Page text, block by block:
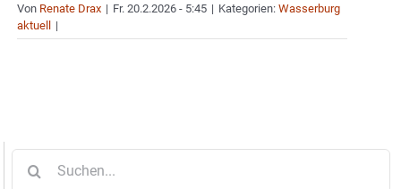
Von Renate Drax | Fr. 20.2.2026 - 5:45 | Kategorien: Wasserburg
aktuell
|
nach: